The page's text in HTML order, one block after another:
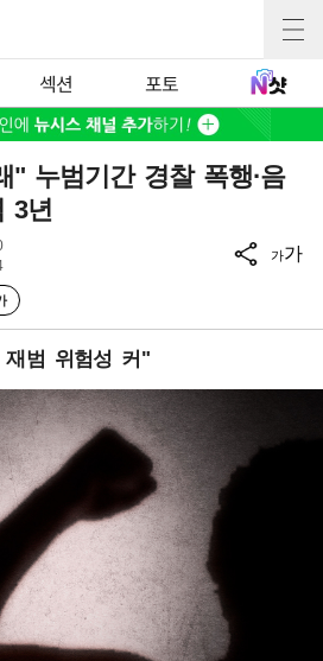
섹션 포토
" 누범기간 경찰 폭행·음
3년
가가
재범 위험성 커"